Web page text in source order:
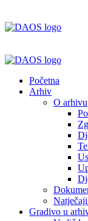
web
sustav
Početna
Arhiv
O arhivu
Gradivo u